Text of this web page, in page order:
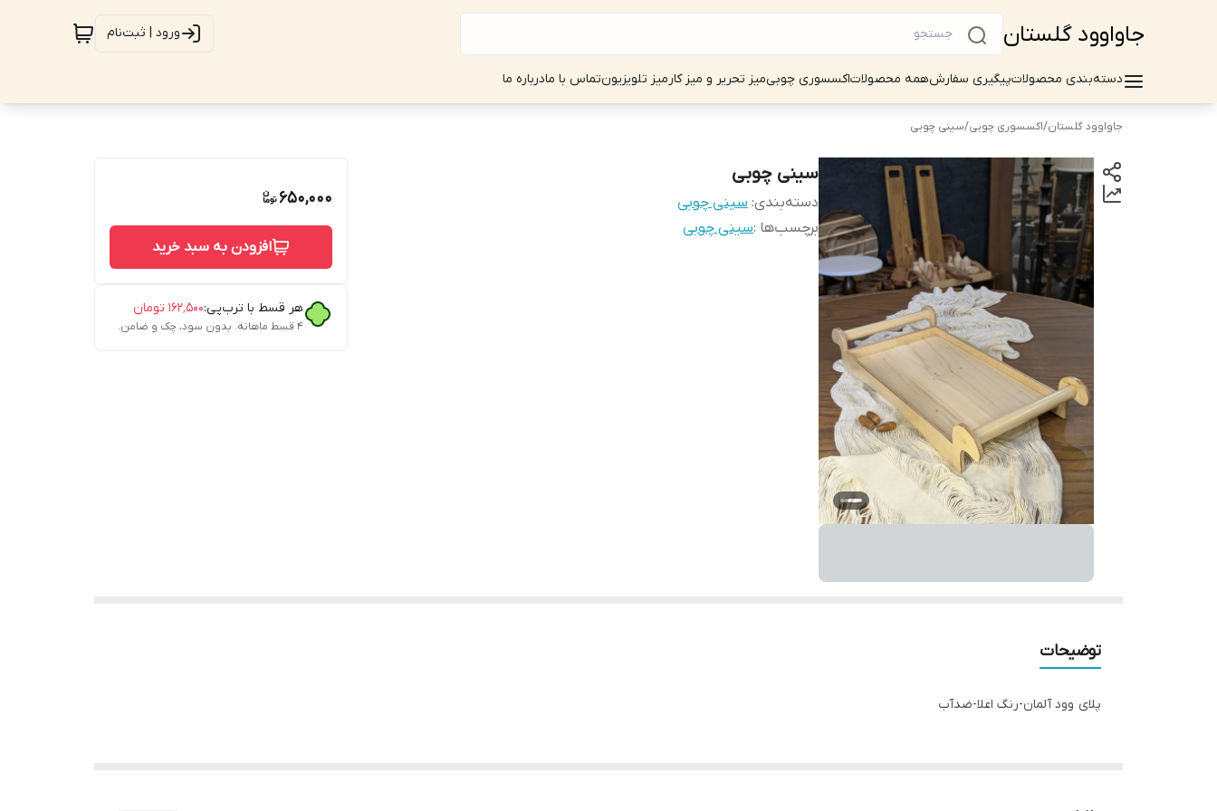
جاواوود گلستان ورود | ثبت‌نام
دسته‌بندی محصولاتپیگیری سفارشهمه محصولاتاکسسوری چوبیمیز تحریر و میز کارمیز تلویزیونتماس با مادرباره ما
جاواوود گلستان/اکسسوری چوبی/سینی چوبی
سینی چوبی
دسته‌بندی: سینی چوبی
برچسب‌ها :سینی چوبی
650,000
افزودن به سبد خرید
هر قسط با ترب‌پی:۱۶۲٬۵۰۰ تومان
۴ قسط ماهانه. بدون سود، چک و ضامن.
توضیحات
پلای وود آلمان-رنگ اعلا-ضدآب